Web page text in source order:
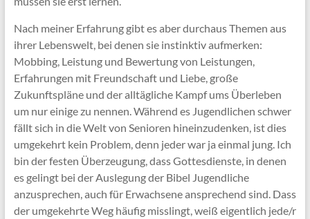
Nach meiner Erfahrung gibt es aber durchaus Themen aus
ihrer Lebenswelt, bei denen sie instinktiv aufmerken:
Mobbing, Leistung und Bewertung von Leistungen,
Erfahrungen mit Freundschaft und Liebe, große
Zukunftspläne und der alltägliche Kampf ums Überleben
um nur einige zu nennen. Während es Jugendlichen schwer
fällt sich in die Welt von Senioren hineinzudenken, ist dies
umgekehrt kein Problem, denn jeder war ja einmal jung. Ich
bin der festen Überzeugung, dass Gottesdienste, in denen
es gelingt bei der Auslegung der Bibel Jugendliche
anzusprechen, auch für Erwachsene ansprechend sind. Dass
der umgekehrte Weg häufig misslingt, weiß eigentlich jede/r